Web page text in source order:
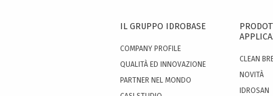
IL GRUPPO IDROBASE
COMPANY PROFILE
QUALITÀ ED INNOVAZIONE
PARTNER NEL MONDO
CLEAN
NOVITÀ
IDROSAN